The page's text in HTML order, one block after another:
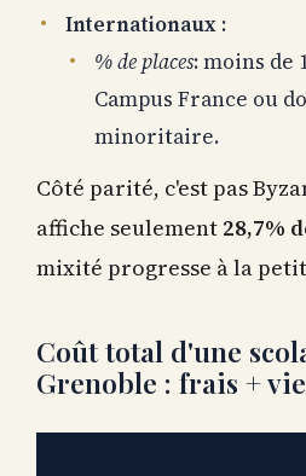
Internationaux :
% de places: moins de
Campus France ou
minoritaire.
Côté parité, c'est pas
affiche seulement 28,7%
mixité progresse à la
Coût total d'une
Grenoble : frais +